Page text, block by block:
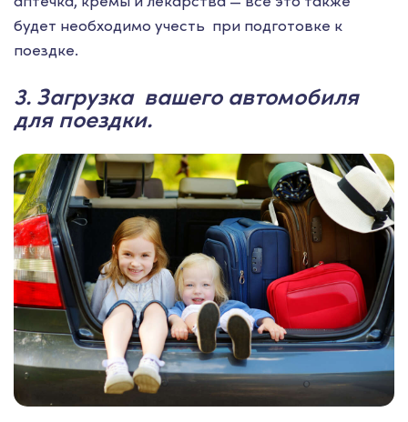
будет необходимо учесть при подготовке к
поездке.
3. Загрузка вашего автомобиля
для поездки.